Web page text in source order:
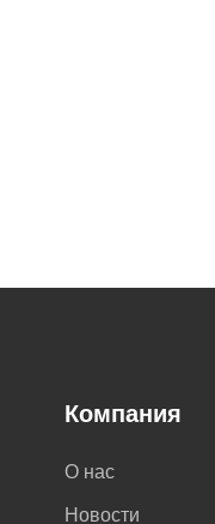
Компания
О нас
Новости